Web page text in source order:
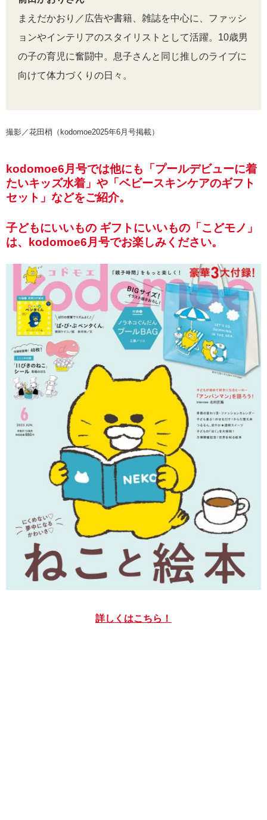
まえだかおり／広告や書籍、雑誌を中心に、ファッシ
ョンやインテリアのスタイリストとして活躍。10歳男
の子の育児に奮闘中。息子さんと同じ推しのライブに
向けて体力づくりの日々。
撮影／花田梢（kodomoe2025年6月号掲載）
kodomoe6月号では他にも「プールデビューに着
たいキッズ水着」や「ベビースキンケアのギフト
セット」などをご紹介。
子どもにいいもの ギフトにいいもの「こどモノ」
は、kodomoe6月号でお楽しみください。
詳しくはこちら！